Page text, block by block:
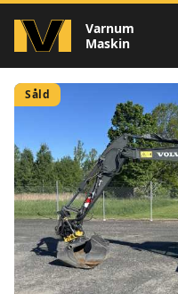
Varnum
Maskin
Maskiner
Såld